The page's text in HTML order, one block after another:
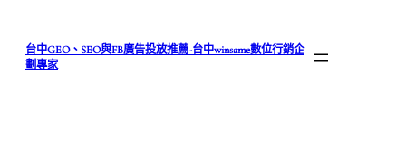
台中GEO、SEO與FB廣告投放推薦-台中winsame數位行銷企
劃專家